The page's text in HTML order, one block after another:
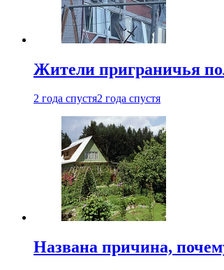
Жители приграничья
2 года спустя2 года спустя
Названа причина,